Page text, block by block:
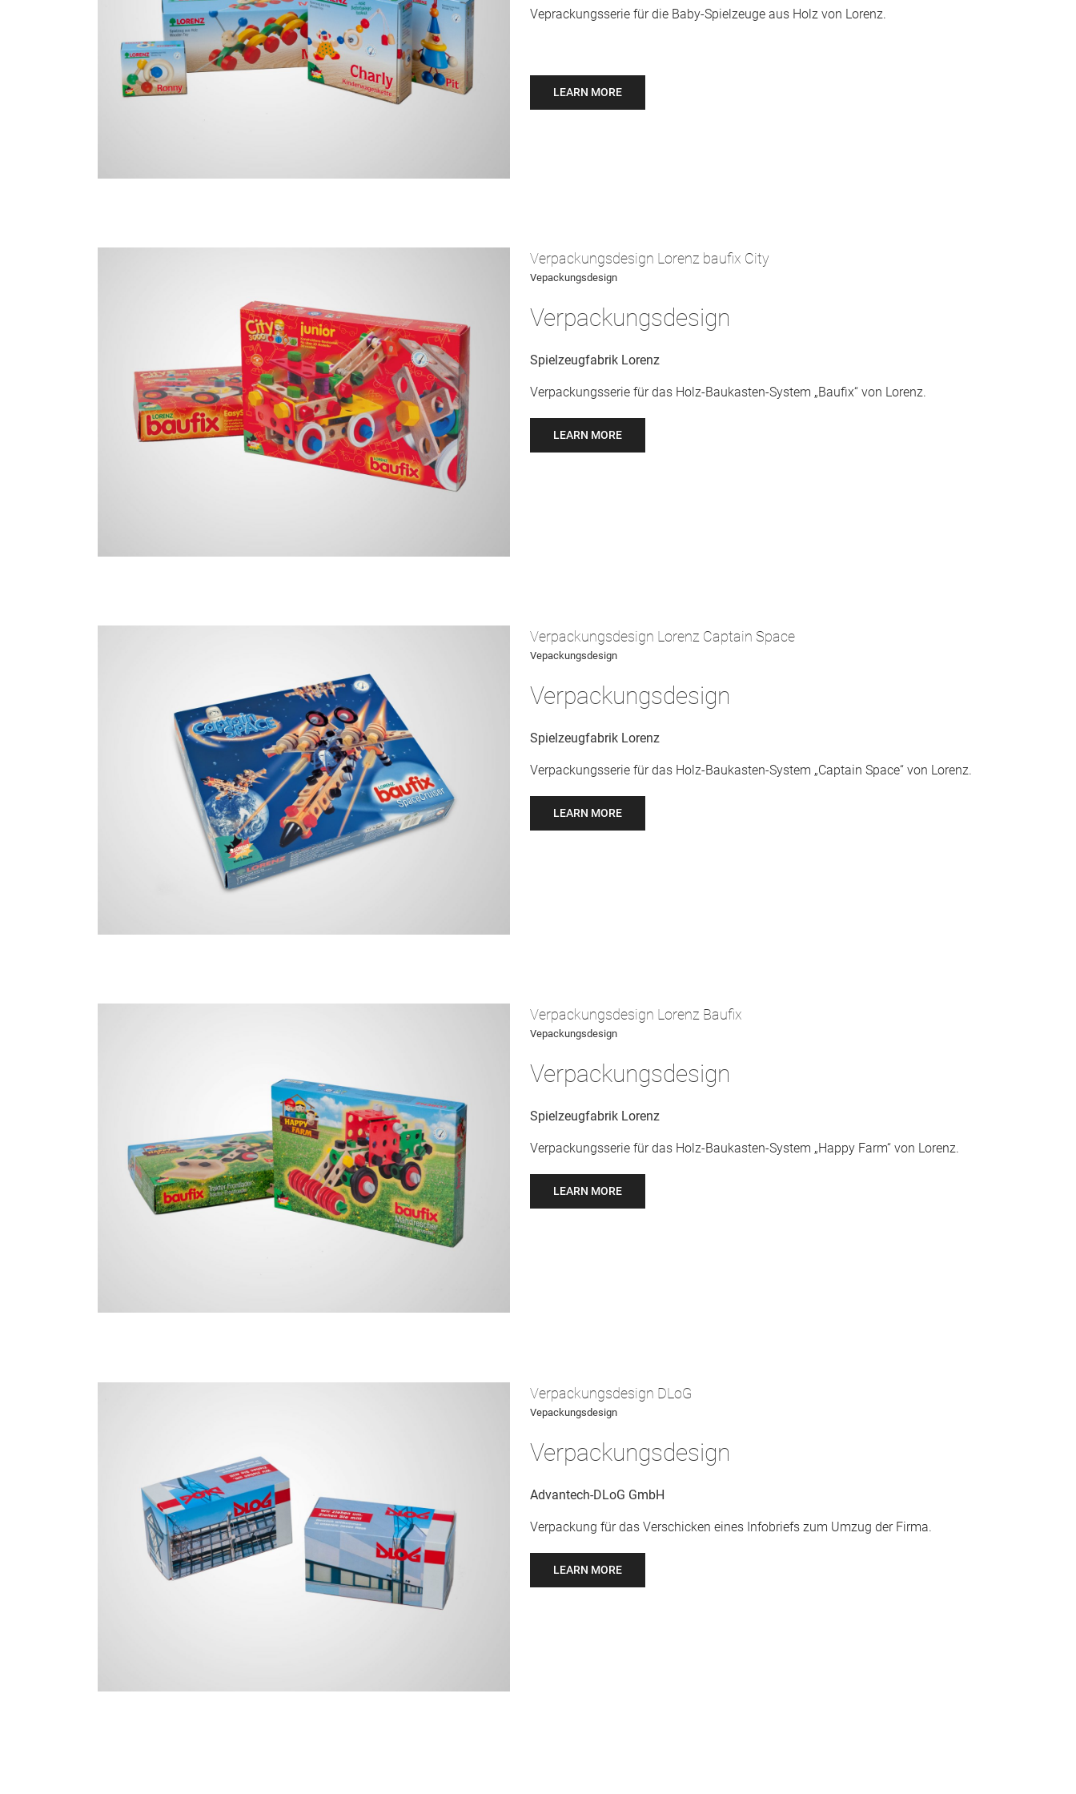
Veprackungsserie für die Baby-Spielzeuge aus Holz von Lorenz.
LEARN MORE
Verpackungsdesign Lorenz baufix City
Vepackungsdesign
Verpackungsdesign
Spielzeugfabrik Lorenz
Verpackungsserie für das Holz-Baukasten-System „Baufix“ von Lorenz.
LEARN MORE
Verpackungsdesign Lorenz Captain Space
Vepackungsdesign
Verpackungsdesign
Spielzeugfabrik Lorenz
Verpackungsserie für das Holz-Baukasten-System „Captain Space“ von Lorenz.
LEARN MORE
Verpackungsdesign Lorenz Baufix
Vepackungsdesign
Verpackungsdesign
Spielzeugfabrik Lorenz
Verpackungsserie für das Holz-Baukasten-System „Happy Farm“ von Lorenz.
LEARN MORE
Verpackungsdesign DLoG
Vepackungsdesign
Verpackungsdesign
Advantech-DLoG GmbH
Verpackung für das Verschicken eines Infobriefs zum Umzug der Firma.
LEARN MORE